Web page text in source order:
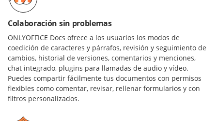
Colaboración sin problemas
ONLYOFFICE Docs ofrece a los usuarios los modos de
coedición de caracteres y párrafos, revisión y seguimiento de
cambios, historial de versiones, comentarios y menciones,
chat integrado, plugins para llamadas de audio y vídeo.
Puedes compartir fácilmente tus documentos con permisos
flexibles como comentar, revisar, rellenar formularios y con
filtros personalizados.